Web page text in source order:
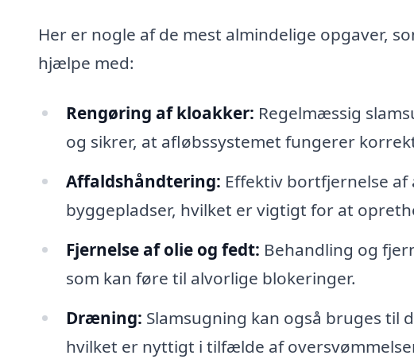
Her er nogle af de mest almindelige opgaver,
hjælpe med:
Rengøring af kloakker: Regelmæssig
og sikrer, at afløbssystemet fungerer
Affaldshåndtering: Effektiv bortfjernelse
byggepladser, hvilket er vigtigt for at
Fjernelse af olie og fedt: Behandling og
som kan føre til alvorlige blokeringer.
Dræning: Slamsugning kan også bruges til
hvilket er nyttigt i tilfælde af